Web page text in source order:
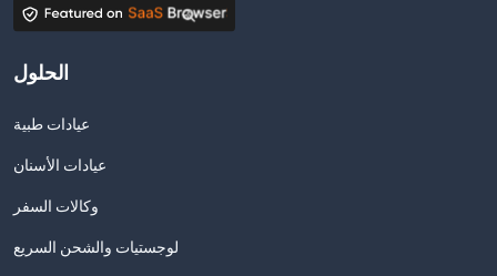
الحلول
عيادات طبية
عيادات الأسنان
وكالات السفر
لوجستيات والشحن السريع